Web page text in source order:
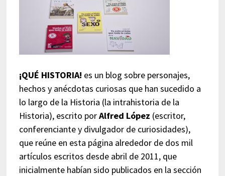
¡QUÉ HISTORIA! es un blog sobre personajes,
hechos y anécdotas curiosas que han sucedido a
lo largo de la Historia (la intrahistoria de la
Historia), escrito porAlfred López (escritor,
conferenciante y divulgador de curiosidades),
que reúne en esta página alrededor de dos mil
artículos escritos desde abril de 2011, que
inicialmente habían sido publicados en la sección